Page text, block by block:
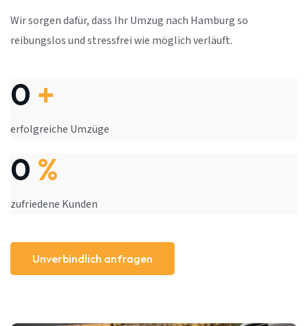
Wir sorgen dafür, dass Ihr Umzug nach Hamburg so
reibungslos und stressfrei wie möglich verläuft.
0 +
erfolgreiche Umzüge
0 %
zufriedene Kunden
Unverbindlich anfragen